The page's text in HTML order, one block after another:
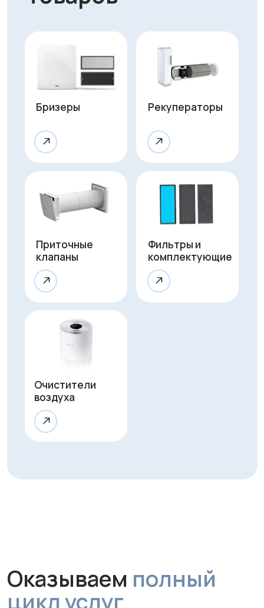
Фильтры и
комплектующие
Очистители
воздуха
Приточные
Оказываемполный
цикл услуг
для обеспечения
чистого воздуха
диагностика
Рекомендуем проводить
Монтаж
Профессиональная установка
работу и надежное крепление